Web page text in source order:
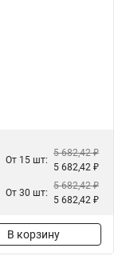
От 15 шт:
5 682,42 ₽
5 682,42 ₽
От 30 шт:
5 682,42 ₽
5 682,42 ₽
В корзину